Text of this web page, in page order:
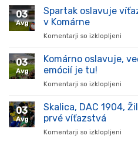
stal
03
Avg
Spartak oslavuje
v Komárne
Komentarji so izklopljeni
v
03
Avg
Komárno oslavuje,
emócií je tu!
Komentarji so izklopljeni
03
Avg
Skalica, DAC 1904,
prvé víťazstvá
Komentarji so izklopljeni